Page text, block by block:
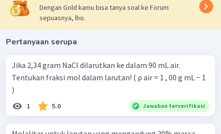
Dengan Gold kamu bisa tanya soal ke Forum
sepuasnya, lho.
Pertanyaan serupa
Jika 2,34 gram NaCl dilarutkan ke dalam 90 mL air.
Tentukan fraksi mol dalam larutan! ( ρ air = 1 , 00 g mL − 1
)
1 5.0 Jawaban terverifikasi